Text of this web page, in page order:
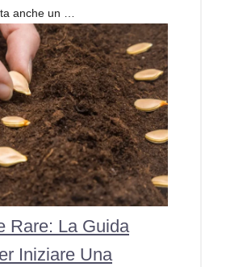
anche un …
Rare: La Guida
Iniziare Una